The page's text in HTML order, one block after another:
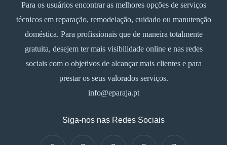
Para os usuários encontrar as melhores opções de serviços
técnicos em reparação, remodelação, cuidado ou manutenção
doméstica. Para profissionais que de maneira totalmente
gratuita, desejem ter mais visibilidade online e nas redes
sociais com o objetivos de alcançar mais clientes e para
prestar os seus valorados serviços.
info@eparaja.pt
Siga-nos nas Redes Sociais